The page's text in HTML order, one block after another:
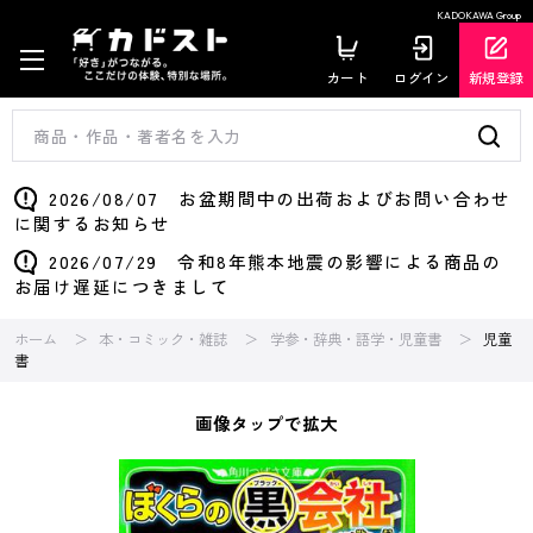
KADOKAWA Group
カート ログイン 新規登録
2026/08/07 お盆期間中の出荷およびお問い合わせ
に関するお知らせ
2026/07/29 令和8年熊本地震の影響による商品の
お届け遅延につきまして
ホーム 本・コミック・雑誌 学参・辞典・語学・児童書
児童
書
画像タップで拡大